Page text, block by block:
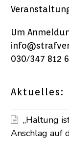
Um
030/347 812
Aktuelles:
„Haltung
Anschlag auf